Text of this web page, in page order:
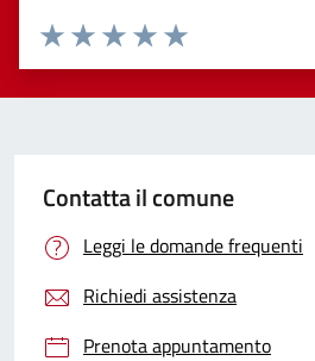
Valuta 5 stelle su 5
Valuta 4 stelle su 5
Valuta 3 stelle su 5
Valuta 2 stelle su 5
Valuta 1 stelle su 5
Contatta il comune
Leggi le domande frequenti
Richiedi assistenza
Prenota appuntamento